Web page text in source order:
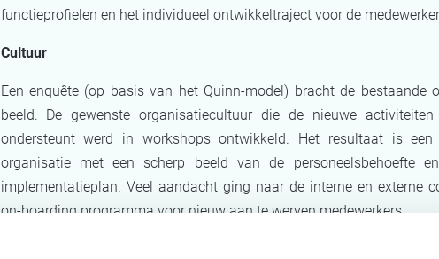
functieprofielen en het individueel ontwikkeltraject voor de
Cultuur
Een enquête (op basis van het Quinn-model) bracht de bestaande
beeld. De gewenste organisatiecultuur die de nieuwe
ondersteunt werd in workshops ontwikkeld. Het resultaat is
organisatie met een scherp beeld van de personeelsbehoefte
implementatieplan. Veel aandacht ging naar de interne en externe
on-boarding programma voor nieuw aan te werven medewerkers.